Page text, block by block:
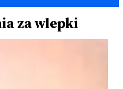
za wlepki